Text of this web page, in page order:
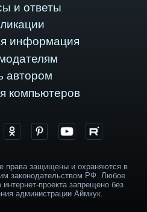
и ответы
информация
автором
компьютеров
права защищены и охраняются в
законодательством РФ. Любое
проекта запрещено без
администрации Аймкук.